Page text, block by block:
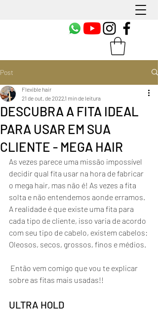
Post
DESCUBRA A FITA IDEAL
PARA USAR EM SUA
CLIENTE - MEGA HAIR
Flexible hair
21 de out. de 20221 min de leitura
As vezes parece uma missão impossível
decidir qual fita usar na hora de fabricar
o mega hair, mas não é! As vezes a fita
solta e não entendemos aonde erramos.
A realidade é que existe uma fita para
cada tipo de cliente, isso varia de acordo
com seu tipo de cabelo, existem cabelos:
Oleosos, secos, grossos, finos e médios.
sobre as fitas mais usadas!!
ULTRA HOLD